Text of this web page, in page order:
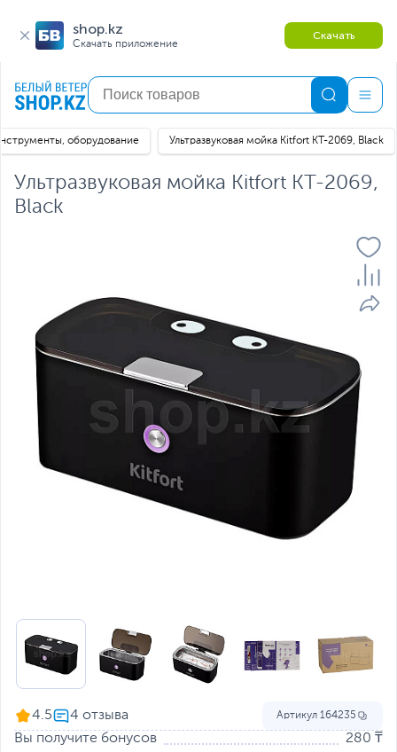
shop.kz
Скачать приложение
Скачать
оборудование Ультразвуковая мойка Kitfort КТ-2069, Black
Ультразвуковая мойка Kitfort КТ-2069,
Black
4.5 Артикул 164235
Вы получите бонусов 280 ₸